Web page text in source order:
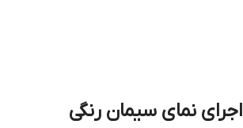
اجرای نمای سیمان رنگی